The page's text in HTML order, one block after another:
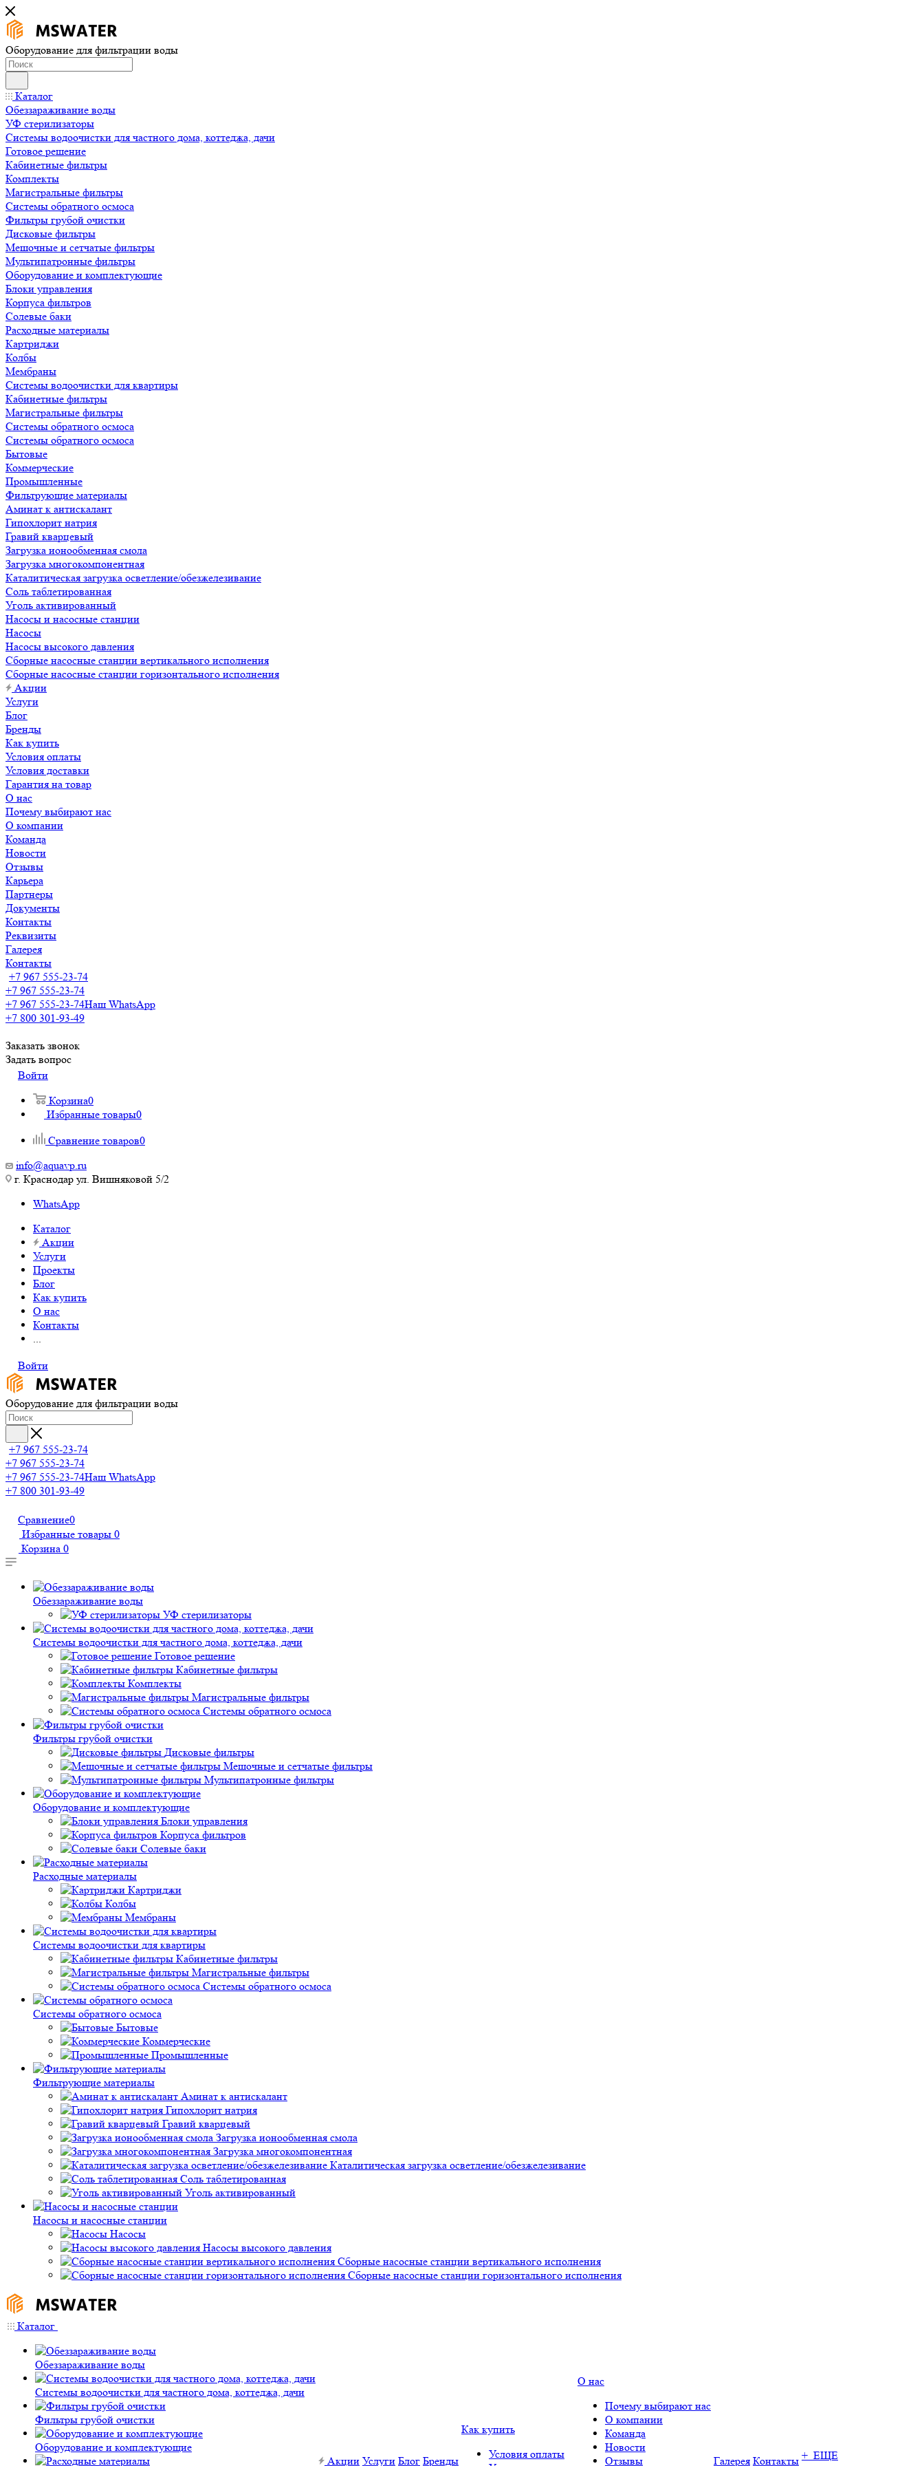
Оборудование для фильтрации воды
Каталог
Обеззараживание воды
УФ стерилизаторы
Системы водоочистки для частного дома, коттеджа, дачи
Готовое решение
Кабинетные фильтры
Комплекты
Магистральные фильтры
Системы обратного осмоса
Фильтры грубой очистки
Дисковые фильтры
Мешочные и сетчатые фильтры
Мультипатронные фильтры
Оборудование и комплектующие
Блоки управления
Корпуса фильтров
Солевые баки
Расходные материалы
Картриджи
Колбы
Мембраны
Системы водоочистки для квартиры
Кабинетные фильтры
Магистральные фильтры
Системы обратного осмоса
Системы обратного осмоса
Бытовые
Коммерческие
Промышленные
Фильтрующие материалы
Аминат к антискалант
Гипохлорит натрия
Гравий кварцевый
Загрузка ионообменная смола
Загрузка многокомпонентная
Каталитическая загрузка осветление/обезжелезивание
Соль таблетированная
Уголь активированный
Насосы и насосные станции
Насосы
Насосы высокого давления
Сборные насосные станции вертикального исполнения
Сборные насосные станции горизонтального исполнения
Акции
Услуги
Блог
Бренды
Как купить
Условия оплаты
Условия доставки
Гарантия на товар
О нас
Почему выбирают нас
О компании
Команда
Новости
Отзывы
Карьера
Партнеры
Документы
Контакты
Реквизиты
Галерея
Контакты
+7 967 555-23-74
+7 967 555-23-74
+7 967 555-23-74Наш WhatsApp
+7 800 301-93-49
Заказать звонок
Задать вопрос
Войти
Корзина0
Избранные товары0
Сравнение товаров0
info@aquavp.ru
г. Краснодар ул. Вишняковой 5/2
WhatsApp
Каталог
Акции
Услуги
Проекты
Блог
Как купить
О нас
Контакты
...
Войти
Оборудование для фильтрации воды
+7 967 555-23-74
+7 967 555-23-74
+7 967 555-23-74Наш WhatsApp
+7 800 301-93-49
Сравнение0
Избранные товары 0
Корзина 0
Обеззараживание воды
УФ стерилизаторы
Системы водоочистки для частного дома, коттеджа, дачи
Готовое решение
Кабинетные фильтры
Комплекты
Магистральные фильтры
Системы обратного осмоса
Фильтры грубой очистки
Дисковые фильтры
Мешочные и сетчатые фильтры
Мультипатронные фильтры
Оборудование и комплектующие
Блоки управления
Корпуса фильтров
Солевые баки
Расходные материалы
Картриджи
Колбы
Мембраны
Системы водоочистки для квартиры
Кабинетные фильтры
Магистральные фильтры
Системы обратного осмоса
Системы обратного осмоса
Бытовые
Коммерческие
Промышленные
Фильтрующие материалы
Аминат к антискалант
Гипохлорит натрия
Гравий кварцевый
Загрузка ионообменная смола
Загрузка многокомпонентная
Каталитическая загрузка осветление/обезжелезивание
Соль таблетированная
Уголь активированный
Насосы и насосные станции
Насосы
Насосы высокого давления
Сборные насосные станции вертикального исполнения
Сборные насосные станции горизонтального исполнения
Каталог
Обеззараживание воды
Системы водоочистки для частного дома, коттеджа, дачи
Фильтры грубой очистки
Оборудование и комплектующие
Акции Услуги Блог Бренды
Как купить
Условия оплаты
О нас
Почему выбирают нас
О компании
Команда
Новости
Отзывы
Галерея Контакты + ЕЩЕ